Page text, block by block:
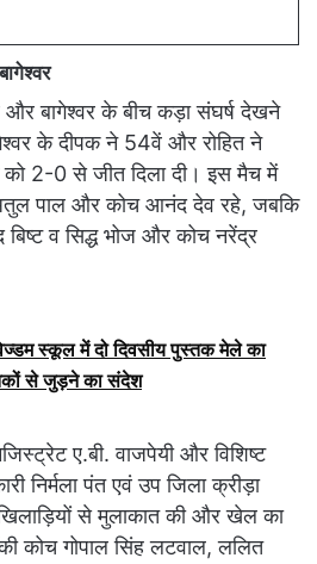
बागेश्वर के बीच कड़ा संघर्ष देखने
के दीपक ने 54वें और रोहित ने
को 2-0 से जीत दिला दी। इस मैच में
पाल और कोच आनंद देव रहे, जबकि
बिष्ट व सिद्ध भोज और कोच नरेंद्र
स्कूल में दो दिवसीय पुस्तक मेले का
से जुड़ने का संदेश
ए.बी. वाजपेयी और विशिष्ट
निर्मला पंत एवं उप जिला क्रीड़ा
से मुलाकात की और खेल का
कोच गोपाल सिंह लटवाल, ललित